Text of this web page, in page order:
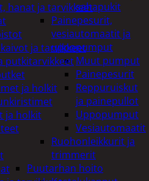
sahapukit
Painepesurit,
vesiautomaatit ja
uppopumput
Muut pumput
Painepesurit
Reppuruiskut
ja painepullot
Uppopumput
Vesiautomaatit
Ruohonleikkurit ja
trimmerit
Puutarhan hoito
hanat ja tarvikkeet
ja tarvikkeet
putkitarvikkeet
ja holkit
ja holkit